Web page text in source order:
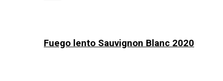
Fuego lento Sauvignon Blanc 2020